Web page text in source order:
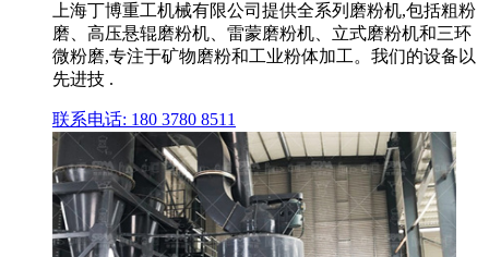
上海丁博重工机械有限公司提供全系列磨粉机,包括粗粉
磨、高压悬辊磨粉机、雷蒙磨粉机、立式磨粉机和三环
微粉磨,专注于矿物磨粉和工业粉体加工。我们的设备以
先进技 .
联系电话: 180 3780 8511